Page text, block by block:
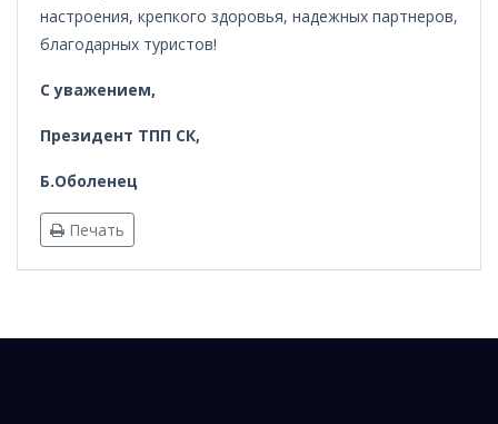
настроения, крепкого здоровья, надежных партнеров,
благодарных туристов!
С уважением,
Президент ТПП СК,
Б.Оболенец
Печать